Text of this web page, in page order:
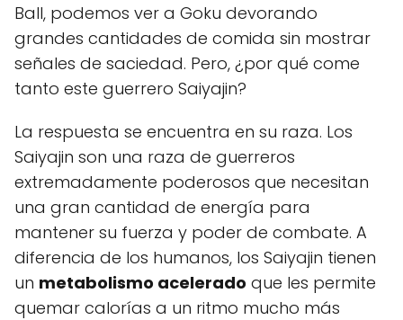
Ball, podemos ver a Goku devorando
grandes cantidades de comida sin mostrar
señales de saciedad. Pero, ¿por qué come
tanto este guerrero Saiyajin?
La respuesta se encuentra en su raza. Los
Saiyajin son una raza de guerreros
extremadamente poderosos que necesitan
una gran cantidad de energía para
mantener su fuerza y poder de combate. A
diferencia de los humanos, los Saiyajin tienen
un metabolismo acelerado que les permite
quemar calorías a un ritmo mucho más